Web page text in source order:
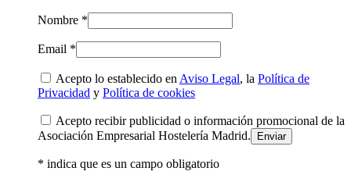
Nombre *
Email *
Acepto lo establecido en Aviso Legal, la Política de
Privacidad y Política de cookies
Acepto recibir publicidad o información promocional de la
Asociación Empresarial Hostelería Madrid.
* indica que es un campo obligatorio